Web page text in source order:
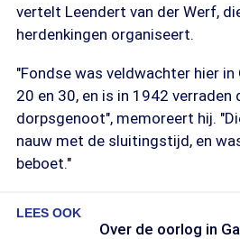
vertelt Leendert van der Werf,
herdenkingen organiseert.
"Fondse was veldwachter hier
20 en 30, en is in 1942 verraden
dorpsgenoot", memoreert hij.
nauw met de sluitingstijd, en
beboet."
LEES OOK
Over de oorlog in